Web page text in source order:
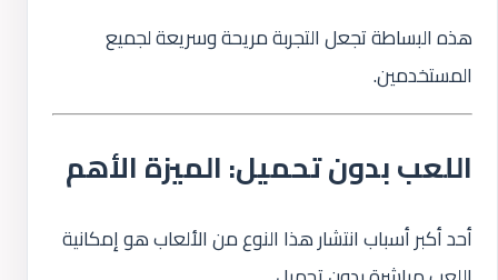
هذه البساطة تجعل التجربة مريحة وسريعة لجميع
المستخدمين.
اللعب بدون تحميل: الميزة الأهم
أحد أكبر أسباب انتشار هذا النوع من الألعاب هو إمكانية